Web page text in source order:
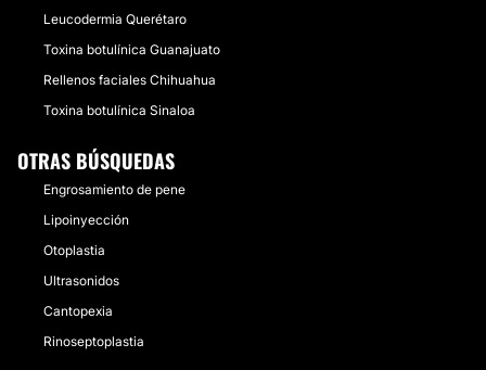
Leucodermia Querétaro
Toxina botulínica Guanajuato
Rellenos faciales Chihuahua
Toxina botulínica Sinaloa
OTRAS BÚSQUEDAS
Engrosamiento de pene
Lipoinyección
Otoplastia
Ultrasonidos
Cantopexia
Rinoseptoplastia